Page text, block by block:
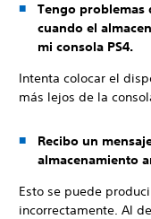
Tengo problemas
cuando el
mi consola PS4.
Intenta colocar el
más lejos de la
Recibo un
almacenamiento
Esto se puede
incorrectamente. Al